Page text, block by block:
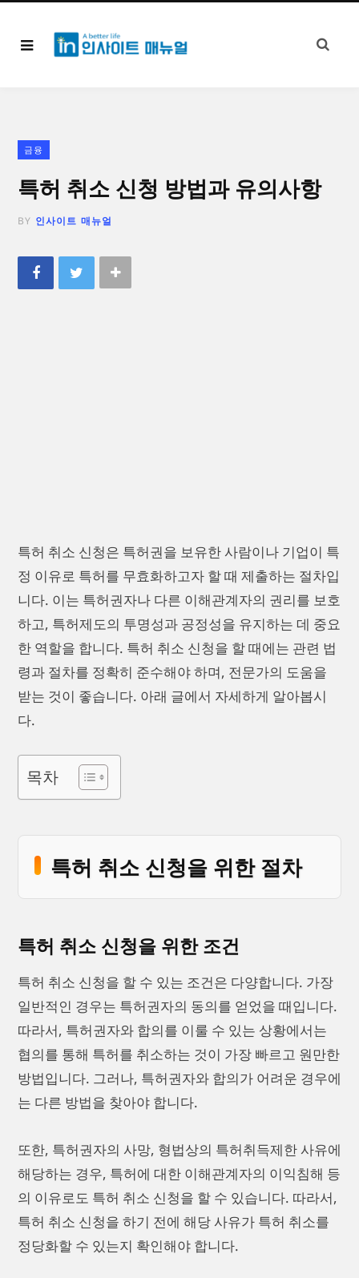
금융
특허 취소 신청 방법과 유의사항
BY 인사이트 매뉴얼
특허 취소 신청은 특허권을 보유한 사람이나 기업이 특
정 이유로 특허를 무효화하고자 할 때 제출하는 절차입
니다. 이는 특허권자나 다른 이해관계자의 권리를 보호
하고, 특허제도의 투명성과 공정성을 유지하는 데 중요
한 역할을 합니다. 특허 취소 신청을 할 때에는 관련 법
령과 절차를 정확히 준수해야 하며, 전문가의 도움을
받는 것이 좋습니다. 아래 글에서 자세하게 알아봅시
다.
목차
특허 취소 신청을 위한 절차
특허 취소 신청을 위한 조건
특허 취소 신청을 할 수 있는 조건은 다양합니다. 가장
일반적인 경우는 특허권자의 동의를 얻었을 때입니다.
따라서, 특허권자와 합의를 이룰 수 있는 상황에서는
협의를 통해 특허를 취소하는 것이 가장 빠르고 원만한
방법입니다. 그러나, 특허권자와 합의가 어려운 경우에
는 다른 방법을 찾아야 합니다.
또한, 특허권자의 사망, 형법상의 특허취득제한 사유에
해당하는 경우, 특허에 대한 이해관계자의 이익침해 등
의 이유로도 특허 취소 신청을 할 수 있습니다. 따라서,
특허 취소 신청을 하기 전에 해당 사유가 특허 취소를
정당화할 수 있는지 확인해야 합니다.